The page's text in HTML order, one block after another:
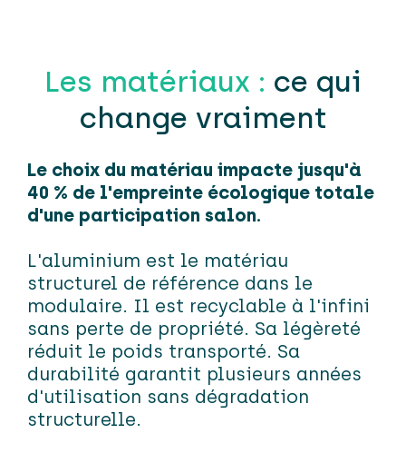
Les matériaux : ce qui
change vraiment
Le choix du matériau impacte jusqu'à
40 % de l'empreinte écologique totale
d'une participation salon.
L'aluminium est le matériau
structurel de référence dans le
modulaire. Il est recyclable à l'infini
sans perte de propriété. Sa légèreté
réduit le poids transporté. Sa
durabilité garantit plusieurs années
d'utilisation sans dégradation
structurelle.